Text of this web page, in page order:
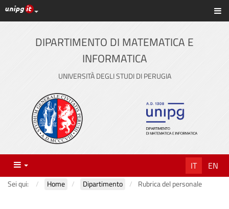
Vai
al
contenuto
principale
Link ai principali servizi web di Ateneo
DIPARTIMENTO DI MATEMATICA E
INFORMATICA
UNIVERSITÀ DEGLI STUDI DI PERUGIA
Menu IT EN
Sei qui: Home Dipartimento Rubrica del personale